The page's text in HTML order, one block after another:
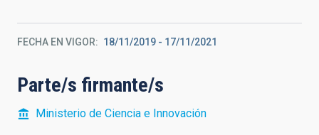
FECHA EN VIGOR 18/11/2019 - 17/11/2021
Parte/s firmante/s
Ministerio de Ciencia e Innovación